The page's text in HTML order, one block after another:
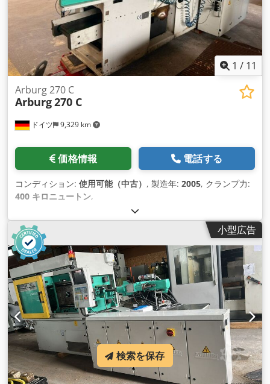
1 / 11
ドイツ 9,329 km
Arburg 270 C
Arburg270 C
価格情報 電話する
コンディション: 使用可能（中古） , 製造年: 2005, クランプ力:
400 キロニュートン,
小型広告
検索を保存